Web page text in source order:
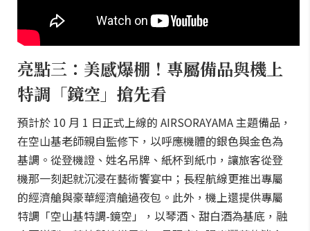
亮點三：美感爆棚！專屬備品與機上
特調「鏡空」搶先看
預計於 10 月 1 日正式上線的 AIRSORAYAMA 主題備品，
在空山基老師親自監修下，以呼應機體的銀色與金色為
基調。從登機證、姓名吊牌、紙杯到紙巾，讓旅客從登
機那一刻起就沉浸在藝術饗宴中；長程航線更推出專屬
的經濟艙與豪華經濟艙過夜包。此外，機上還提供專屬
特調「空山基特調-鏡空」，以琴酒、甜白酒為基底，融